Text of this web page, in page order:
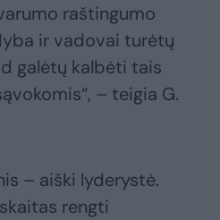
raštingumo
ir vadovai turėtų
galėtų kalbėti tais
– teigia G.
– aiški lyderystė.
rengti